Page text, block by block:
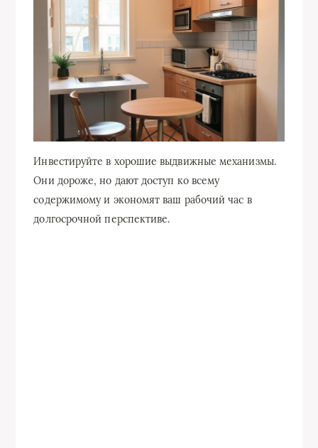
Инвестируйте в хорошие выдвижные механизмы.
Они дороже, но дают доступ ко всему
содержимому и экономят ваш рабочий час в
долгосрочной перспективе.